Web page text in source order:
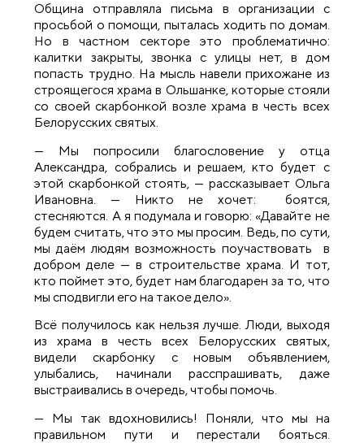
Община отправляла письма в организации с
просьбой о помощи, пыталась ходить по домам.
Но в частном секторе это проблематично:
калитки закрыты, звонка с улицы нет, в дом
попасть трудно. На мысль навели прихожане из
строящегося храма в Ольшанке, которые стояли
со своей скарбонкой возле храма в честь всех
Белорусских святых.
— Мы попросили благословение у отца
Александра, собрались и решаем, кто будет с
этой скарбонкой стоять, — рассказывает Ольга
Ивановна. — Никто не хочет: боятся,
стесняются. А я подумала и говорю: «Давайте не
будем считать, что это мы просим. Ведь, по сути,
мы даём людям возможность поучаствовать в
добром деле — в строительстве храма. И тот,
кто поймет это, будет нам благодарен за то, что
мы сподвигли его на такое дело».
Всё получилось как нельзя лучше. Люди, выходя
из храма в честь всех Белорусских святых,
видели скарбонку с новым объявлением,
улыбались, начинали расспрашивать, даже
выстраивались в очередь, чтобы помочь.
— Мы так вдохновились! Поняли, что мы на
правильном пути и перестали бояться.